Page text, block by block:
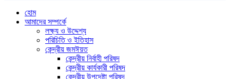
হোম
আমাদের সম্পর্কে
লক্ষ্য ও উদ্দেশ্য
পরিচিতি ও ইতিহাস
কেন্দ্রীয় জমঈয়ত
কেন্দ্রীয় নির্বাহী পরিষদ
কেন্দ্রীয় কার্যকারী পরিষদ
কেন্দ্রীয় উপদেষ্টা পরিষদ